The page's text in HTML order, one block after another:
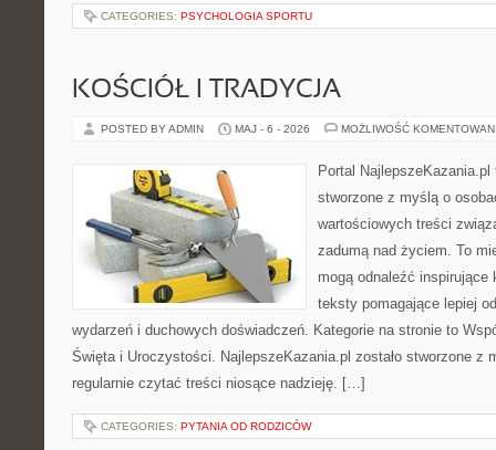
CATEGORIES: PSYCHOLOGIA SPORTU
KOŚCIÓŁ I TRADYCJA
POSTED BY ADMIN MAJ - 6 - 2026 MOŻLIWOŚĆ
Portal
stworzone z myślą o
wartościowych treści
zadumą nad życiem. To
mogą odnaleźć inspirujące
teksty pomagające lepiej
wydarzeń i duchowych doświadczeń. Kategorie na stronie to
Święta i Uroczystości. NajlepszeKazania.pl zostało stworzone z
regularnie czytać treści niosące nadzieję. […]
CATEGORIES: PYTANIA OD RODZICÓW